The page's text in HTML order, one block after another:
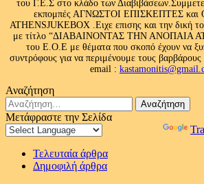
του Γ.Ε.Σ στο κλάδο των
εκπομπές ΑΓΝΩΣΤΟΙ ΕΠΙΣΚΕΠΤΕΣ και
ATHENSJUKEBOX .Ειχε επισης και την δική
με τίτλο “ΔΙΑΒΑΙΝΟΝΤΑΣ ΤΗΝ ΑΝΟΠΑΙΑ
του Ε.Ο.Ε με θέματα που σκοπό έχουν να
συντρόφους για να περιμένουμε τους
email :
Αναζήτηση
Αναζήτηση
για:
Μετάφραστε την Σελίδα
Τελευταία άρθρα
Δημοφιλή άρθρα